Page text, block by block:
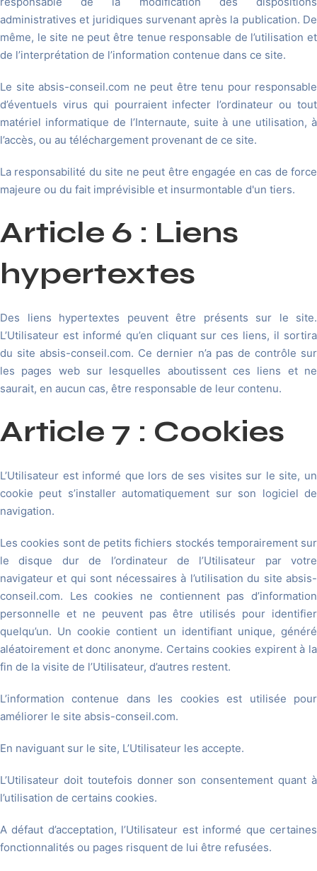
administratives et juridiques survenant après la publication. De
même, le site ne peut être tenue responsable de l’utilisation et
de l’interprétation de l’information contenue dans ce site.
Le site absis-conseil.com ne peut être tenu pour responsable
d’éventuels virus qui pourraient infecter l’ordinateur ou tout
matériel informatique de l’Internaute, suite à une utilisation, à
l’accès, ou au téléchargement provenant de ce site.
La responsabilité du site ne peut être engagée en cas de force
majeure ou du fait imprévisible et insurmontable d'un tiers.
Article 6 : Liens
hypertextes
Des liens hypertextes peuvent être présents sur le site.
L’Utilisateur est informé qu’en cliquant sur ces liens, il sortira
du site absis-conseil.com. Ce dernier n’a pas de contrôle sur
les pages web sur lesquelles aboutissent ces liens et ne
saurait, en aucun cas, être responsable de leur contenu.
Article 7 : Cookies
L’Utilisateur est informé que lors de ses visites sur le site, un
cookie peut s’installer automatiquement sur son logiciel de
navigation.
Les cookies sont de petits fichiers stockés temporairement sur
le disque dur de l’ordinateur de l’Utilisateur par votre
navigateur et qui sont nécessaires à l’utilisation du site absis-
conseil.com. Les cookies ne contiennent pas d’information
personnelle et ne peuvent pas être utilisés pour identifier
quelqu’un. Un cookie contient un identifiant unique, généré
aléatoirement et donc anonyme. Certains cookies expirent à la
fin de la visite de l’Utilisateur, d’autres restent.
L’information contenue dans les cookies est utilisée pour
améliorer le site absis-conseil.com.
En naviguant sur le site, L’Utilisateur les accepte.
L’Utilisateur doit toutefois donner son consentement quant à
l’utilisation de certains cookies.
A défaut d’acceptation, l’Utilisateur est informé que certaines
fonctionnalités ou pages risquent de lui être refusées.